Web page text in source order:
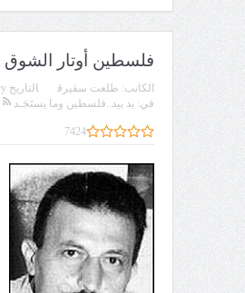
فلسطين أوتار الشوق
الكاتب: طلعت سقيرق التاريخ
في: يد بيد..فلسطين وما يستَجَـد
7424